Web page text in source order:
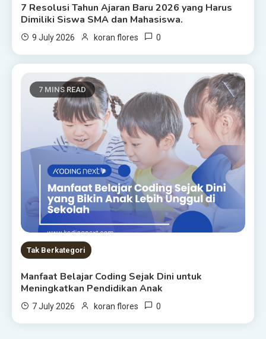
7 Resolusi Tahun Ajaran Baru 2026 yang Harus
Dimiliki Siswa SMA dan Mahasiswa.
9 July 2026 koran flores 0
7 MINS READ
Tak Berkategori
Manfaat Belajar Coding Sejak Dini untuk
Meningkatkan Pendidikan Anak
7 July 2026 koran flores 0